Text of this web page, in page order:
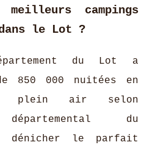
campings
le Lot ?
du Lot a
850 000 nuitées en
de plein air selon
du
dénicher le parfait